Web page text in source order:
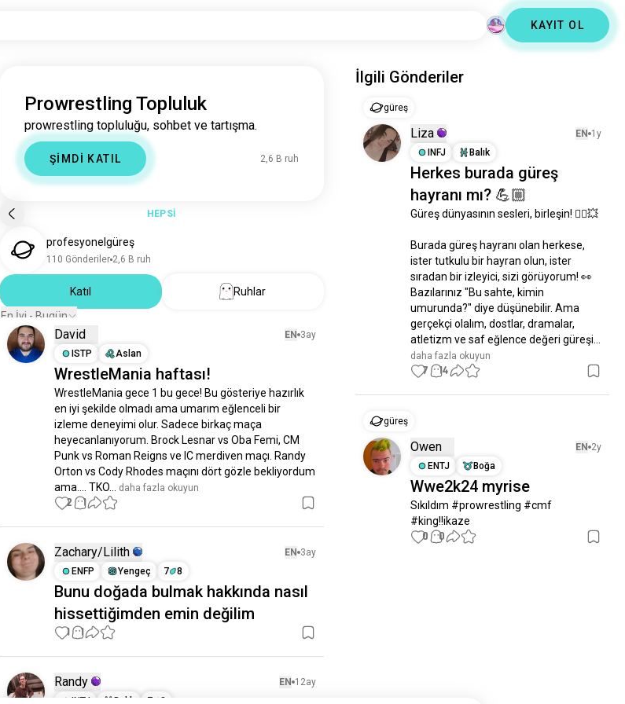
KAYIT OL
Prowrestling Topluluk
prowrestling topluluğu, sohbet ve tartışma.
ŞİMDİ KATIL 2,6 B ruh
HEPSİ
profesyonelgüreş
110 Gönderiler 2,6 B ruh
Katıl
Ruhlar
En İyi - Bugün
David EN 3ay
ISTP
Aslan
WrestleMania haftası!
WrestleMania gece 1 bu gece! Bu gösteriye hazırlık
en iyi şekilde olmadı ama umarım eğlenceli bir
izleme deneyimi olur. Sadece birkaç maça
heyecanlanıyorum. Brock Lesnar vs Oba Femi, CM
Punk vs Roman Reigns ve IC merdiven maçı. Randy
Orton vs Cody Rhodes maçını dört gözle bekliyordum
ama.... TKO...
daha fazla okuyun
2 1
Zachary/Lilith EN 3ay
ENFP
Yengeç 7 8
Bunu doğada bulmak hakkında nasıl
hissettiğimden emin değilim
1 1
Randy EN 12ay
INTJ
Balık 7 8
İlgili Gönderiler
güreş
Liza EN 1y
INFJ
Balık
Herkes burada güreş
hayranı mı? 💪🏼
Güreş dünyasının sesleri, birleşin! 🤼‍♂️💥
Burada güreş hayranı olan herkese,
ister tutkulu bir hayran olun, ister
sıradan bir izleyici, sizi görüyorum! 👀
Bazılarınız "Bu sahte, kimin
umurunda?" diye düşünebilir. Ama
gerçekçi olalım, dostlar, dramalar,
atletizm ve saf eğlence değeri güreşi...
daha fazla okuyun
7 14
güreş
Owen EN 2y
ENTJ
Boğa
Wwe2k24 myrise
Sıkıldım #prowrestling #cmf
#king!!ikaze
0 0